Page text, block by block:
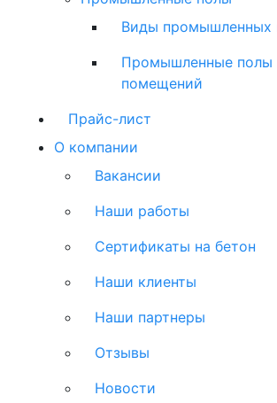
Виды промышленных
Промышленные полы
помещений
Прайс-лист
О компании
Вакансии
Наши работы
Сертификаты на бетон
Наши клиенты
Наши партнеры
Отзывы
Новости